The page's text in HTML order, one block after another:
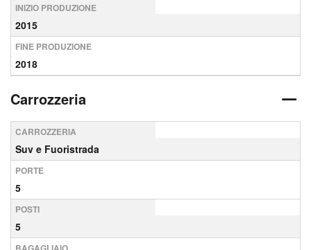
INIZIO PRODUZIONE
2015
FINE PRODUZIONE
2018
Carrozzeria
CARROZZERIA
Suv e Fuoristrada
PORTE
5
POSTI
5